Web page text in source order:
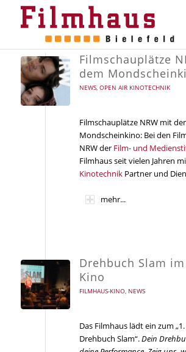
Filmschauplätze
dem
NEWS, OPEN AIR KINOTECHNIK
Filmschauplätze NRW mit
Mondscheinkino: Bei den
NRW der Film- und
Filmhaus seit vielen Jahren
KinotechnikPartner und
mehr...
Drehbuch Slam
Kino
FILMHAUS-KINO, NEWS
Das Filmhaus lädt ein zum
Drehbuch Slam“.Dein